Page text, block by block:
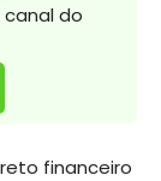
do
financeiro